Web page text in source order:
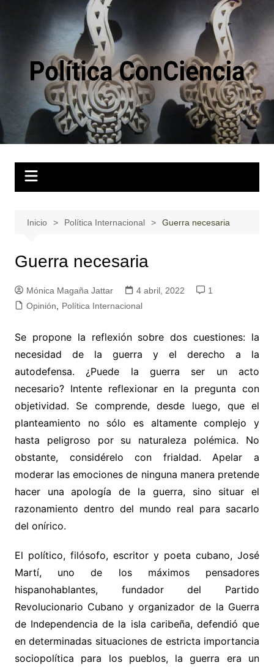
Inicio Política Internacional Guerra necesaria
Guerra necesaria
Mónica Magaña Jattar 4 abril, 2022
1
Opinión
Política Internacional
Se propone la reflexión sobre dos cuestiones: la
necesidad de la guerra y el derecho a la
autodefensa. ¿Puede la guerra ser un acto
necesario? Intente reflexionar en la pregunta con
objetividad. Se comprende, desde luego, que el
planteamiento no sólo es altamente complejo y
hasta peligroso por su naturaleza polémica. No
obstante, considérelo con frialdad. Apelar a
moderar las emociones de ninguna manera pretende
hacer una apología de la guerra, sino situar el
razonamiento dentro del mundo real para sacarlo
del onírico.
El político, filósofo, escritor y poeta cubano, José
Martí, uno de los máximos pensadores
hispanohablantes, fundador del Partido
Revolucionario Cubano y organizador de la Guerra
de Independencia de la isla caribeña, defendió que
en determinadas situaciones de estricta importancia
sociopolítica para los pueblos, la guerra era un